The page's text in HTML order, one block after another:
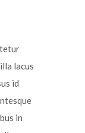
lacus
id
in